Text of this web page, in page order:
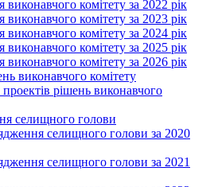
виконавчого комітету за 2022 рік
виконавчого комітету за 2023 рік
виконавчого комітету за 2024 рік
виконавчого комітету за 2025 рік
виконавчого комітету за 2026 рік
виконавчого комітету
рішень виконавчого
селищного голови
селищного голови за 2020
селищного голови за 2021